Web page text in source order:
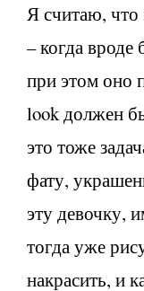
Я считаю, что
– когда вроде
при этом оно
look должен
это тоже
фату,
эту девочку,
тогда уже
накрасить, и